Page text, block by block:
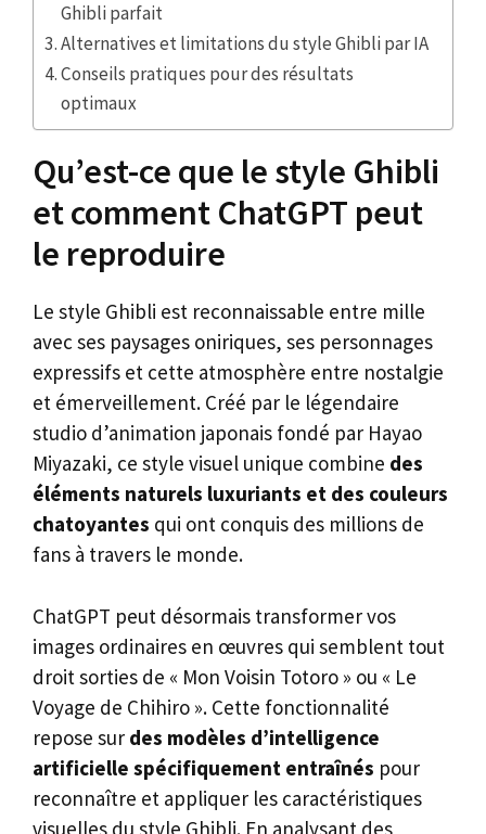
Ghibli parfait
Alternatives et limitations du style Ghibli par IA
Conseils pratiques pour des résultats
optimaux
Qu’est-ce que le style Ghibli
et comment ChatGPT peut
le reproduire
Le style Ghibli est reconnaissable entre mille
avec ses paysages oniriques, ses personnages
expressifs et cette atmosphère entre nostalgie
et émerveillement. Créé par le légendaire
studio d’animation japonais fondé par Hayao
Miyazaki, ce style visuel unique combine des
éléments naturels luxuriants et des couleurs
chatoyantes qui ont conquis des millions de
fans à travers le monde.
ChatGPT peut désormais transformer vos
images ordinaires en œuvres qui semblent tout
droit sorties de « Mon Voisin Totoro » ou « Le
Voyage de Chihiro ». Cette fonctionnalité
repose sur des modèles d’intelligence
artificielle spécifiquement entraînés pour
reconnaître et appliquer les caractéristiques
visuelles du style Ghibli. En analysant des